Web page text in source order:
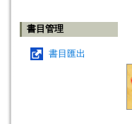
書目管理
書目匯出